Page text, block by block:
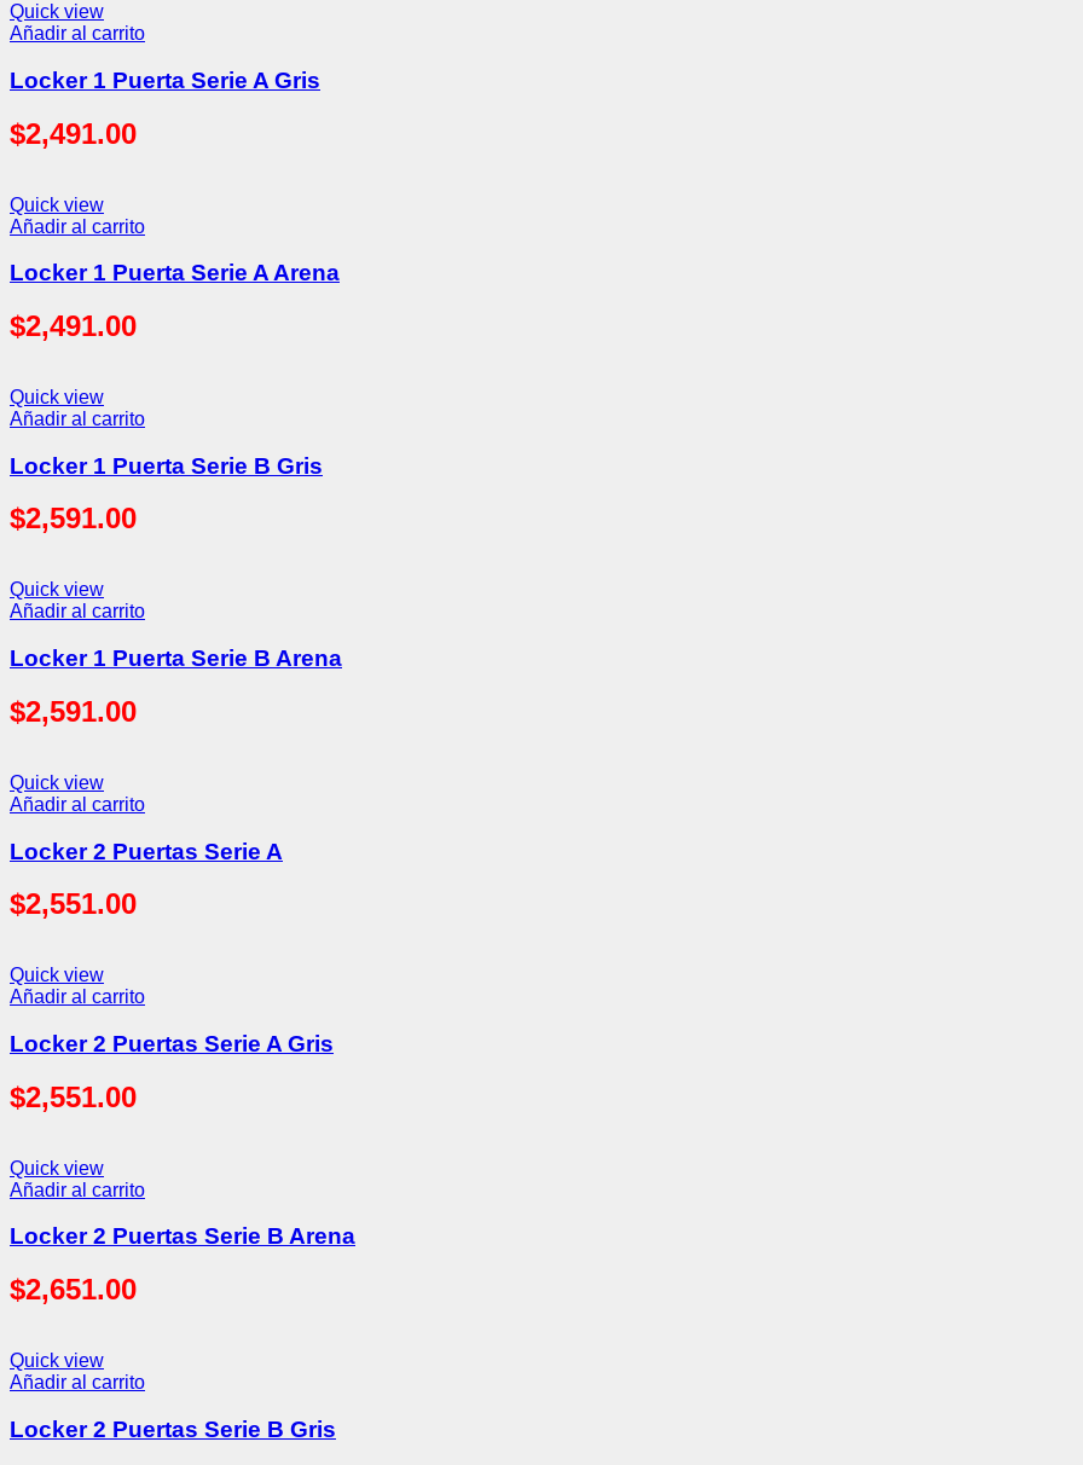
Quick view
Añadir al carrito
Locker 1 Puerta Serie A Gris
$2,491.00
Quick view
Añadir al carrito
Locker 1 Puerta Serie A Arena
$2,491.00
Quick view
Añadir al carrito
Locker 1 Puerta Serie B Gris
$2,591.00
Quick view
Añadir al carrito
Locker 1 Puerta Serie B Arena
$2,591.00
Quick view
Añadir al carrito
Locker 2 Puertas Serie A
$2,551.00
Quick view
Añadir al carrito
Locker 2 Puertas Serie A Gris
$2,551.00
Quick view
Añadir al carrito
Locker 2 Puertas Serie B Arena
$2,651.00
Quick view
Añadir al carrito
Locker 2 Puertas Serie B Gris